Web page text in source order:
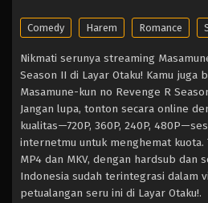
Comedy Harem Romance
Nikmati serunya streaming
Season II di Layar Otaku! Kamu juga
Masamune-kun no Revenge R
Jangan lupa, tonton secara online
kualitas—720P, 360P, 240P,
internetmu untuk menghemat
MP4 dan MKV, dengan hardsub dan
Indonesia sudah terintegrasi dalam
petualangan seru ini di Layar Otaku!.